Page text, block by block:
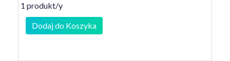
1 produkt/y
Dodaj do Koszyka